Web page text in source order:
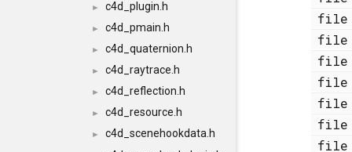
► c4d_plugin.h
► c4d_pmain.h
► c4d_quaternion.h
► c4d_raytrace.h
► c4d_reflection.h
► c4d_resource.h
►
c4d_scenehookdata.h